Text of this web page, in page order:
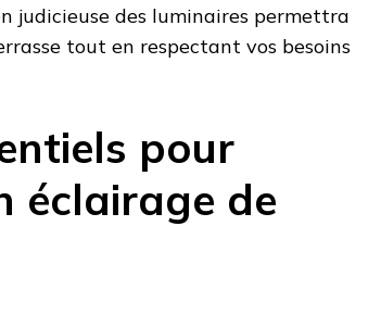
judicieuse des luminaires permettra
tout en respectant vos besoins
pour
éclairage de